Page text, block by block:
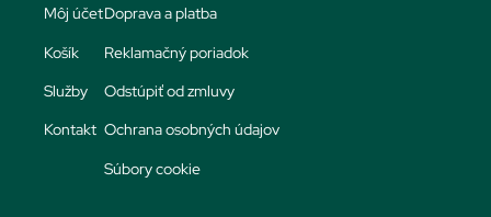
Môj účet
Košík
Služby
Kontakt
Doprava a platba
Reklamačný poriadok
Odstúpiť od zmluvy
Ochrana osobných údajov
Súbory cookie